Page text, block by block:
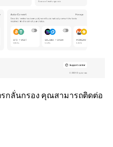
กลั่นกรอง คุณสามารถติดต่อ